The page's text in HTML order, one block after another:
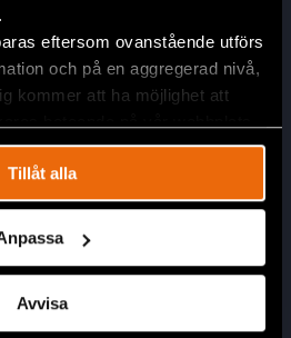
eftersom ovanstående utförs
och på en aggregerad nivå,
kommer att ha möjlighet att
Tillåt alla
Avvisa